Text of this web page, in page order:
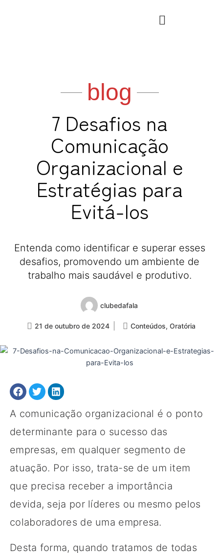
blog
7 Desafios na
Comunicação
Organizacional e
Estratégias para
Evitá-los
Entenda como identificar e superar esses
desafios, promovendo um ambiente de
trabalho mais saudável e produtivo.
clubedafala
21 de outubro de 2024 Conteúdos, Oratória
A comunicação organizacional é o ponto
determinante para o sucesso das
empresas, em qualquer segmento de
atuação. Por isso, trata-se de um item
que precisa receber a importância
devida, seja por líderes ou mesmo pelos
colaboradores de uma empresa.
Desta forma, quando tratamos de todas